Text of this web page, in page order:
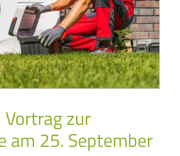
Vortrag zur
am 25. September